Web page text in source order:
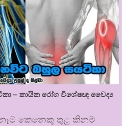
– කායික රෝග විශේෂඥ වෛද්‍ය
කෙනෙකු තුළ කිනම්